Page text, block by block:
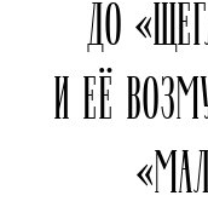
ДО
И ЕЁ